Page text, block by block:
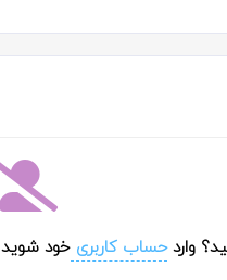
واردحساب کاربری خود شوید